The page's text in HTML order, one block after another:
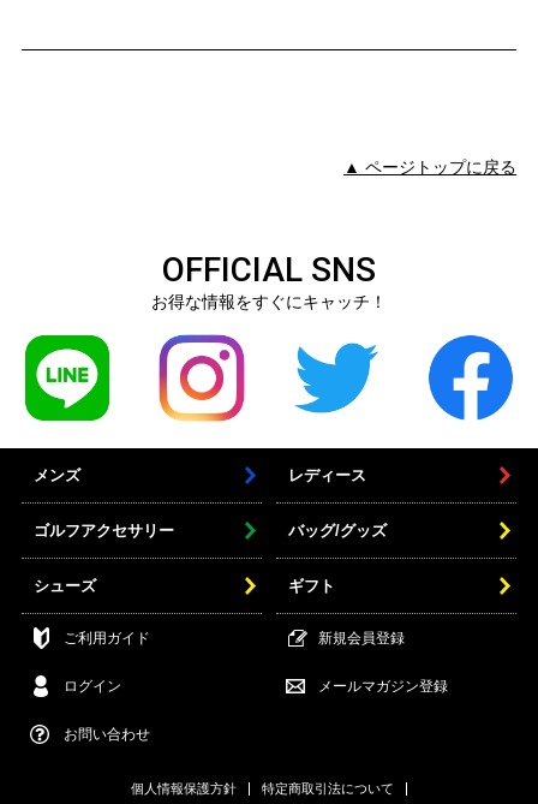
▲ ページトップに戻る
OFFICIAL SNS
お得な情報をすぐにキャッチ！
メンズ レディース
ゴルフアクセサリー バッグ/グッズ
シューズ ギフト
ご利用ガイド 新規会員登録
ログイン メールマガジン登録
お問い合わせ
個人情報保護方針 特定商取引法について